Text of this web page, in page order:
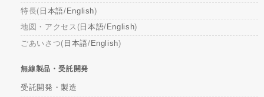
特長( 日本語/English)
地図・アクセス( 日本語/ English)
ごあいさつ( 日本語/ English)
無線製品・受託開発
受託開発・製造